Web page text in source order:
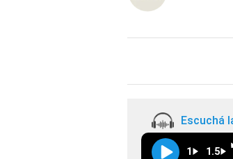
Escuchá
1 1.5